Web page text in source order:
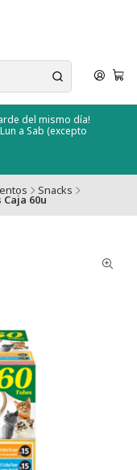
del mismo día!
a Sab (excepto
Snacks
60u